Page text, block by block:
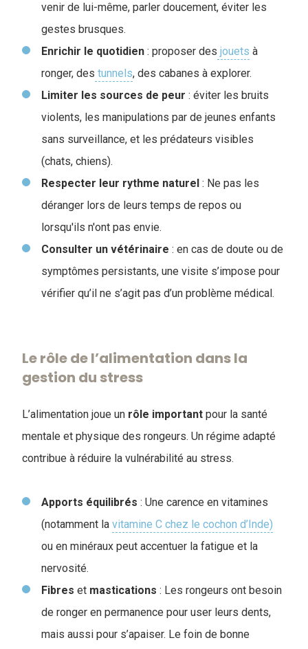
venir de lui-même, parler doucement, éviter les
gestes brusques.
Enrichir le quotidien : proposer des jouets à
ronger, des tunnels, des cabanes à explorer.
Limiter les sources de peur : éviter les bruits
violents, les manipulations par de jeunes enfants
sans surveillance, et les prédateurs visibles
(chats, chiens).
Respecter leur rythme naturel : Ne pas les
déranger lors de leurs temps de repos ou
lorsqu'ils n'ont pas envie.
Consulter un vétérinaire : en cas de doute ou de
symptômes persistants, une visite s’impose pour
vérifier qu’il ne s’agit pas d’un problème médical.
Le rôle de l’alimentation dans la
gestion du stress
L’alimentation joue un rôle important pour la santé
mentale et physique des rongeurs. Un régime adapté
contribue à réduire la vulnérabilité au stress.
Apports équilibrés : Une carence en vitamines
(notamment la vitamine C chez le cochon d’Inde)
ou en minéraux peut accentuer la fatigue et la
nervosité.
Fibres et mastications : Les rongeurs ont besoin
de ronger en permanence pour user leurs dents,
mais aussi pour s’apaiser. Le foin de bonne